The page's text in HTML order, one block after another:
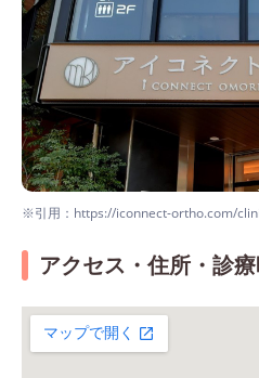
※引用：https://iconnect-ortho.com/
アクセス・住所・診